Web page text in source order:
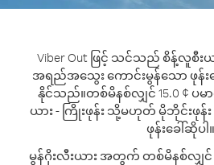
Viber Out ဖြင့် သင်သည် စိန့်လူစီး
အရည်အသွေး ကောင်းမွန်သော ဖုန်း
နိုင်သည်။တစ်မိနစ်လျှင် 15.0 ¢ ပမ
ယား - ကြိုးဖုန်း သို့မဟုတ် မိုဘိုင်း
ဖုန်းခေါ်ဆိုပါ။
မွန်ဂိုးလီးယား အတွက် တစ်မိနစ်လျှင်